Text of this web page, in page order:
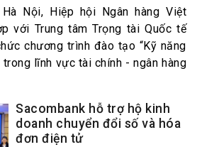
Nội, Hiệp hội Ngân hàng Việt
với Trung tâm Trọng tài Quốc tế
chương trình đào tạo “Kỹ năng
lĩnh vực tài chính - ngân hàng
Sacombank hỗ trợ hộ kinh
doanh chuyển đổi số và hóa
đơn điện tử